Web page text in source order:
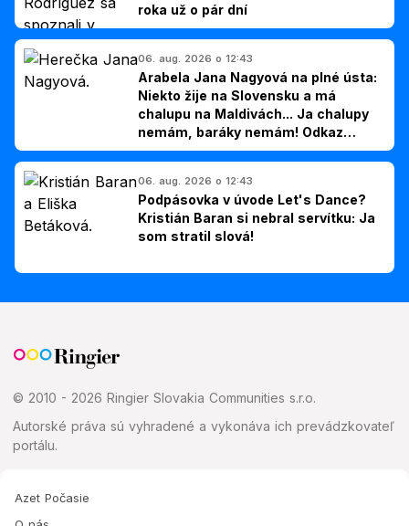
roka už o pár dní
06. aug. 2026 o 12:43
Arabela Jana Nagyová na plné ústa:
Niekto žije na Slovensku a má
chalupu na Maldivách... Ja chalupy
nemám, baráky nemám! Odkaz
Slovákom
06. aug. 2026 o 12:43
Podpásovka v úvode Let's Dance?
Kristián Baran si nebral servítku: Ja
som stratil slová!
© 2010 - 2026 Ringier Slovakia Communities s.r.o.
Autorské práva sú vyhradené a vykonáva ich prevádzkovateľ
portálu.
Azet Počasie